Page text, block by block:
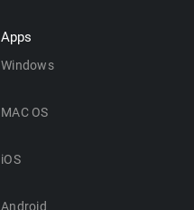
Apps
Windows
MAC OS
iOS
Android